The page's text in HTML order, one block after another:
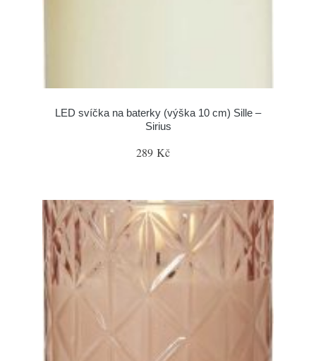
LED svíčka na baterky (výška 10 cm) Sille –
Sirius
289 Kč